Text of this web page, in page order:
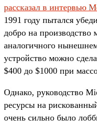
рассказал в интервью
1991 году пытался
добро на производство
аналогичного
устройство можно
$400 до $1000 при
Однако, руководство
ресурсы на
очень сильно было